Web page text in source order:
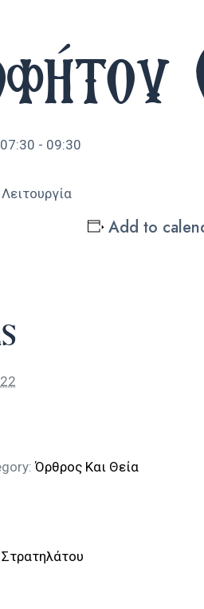
- 09:30
Add to
Όρθρος Και Θεία